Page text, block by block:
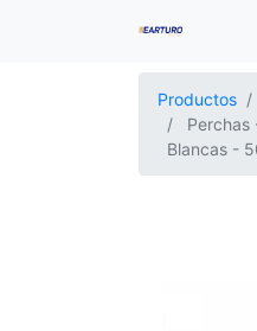
Productos
Perchas
Blancas -